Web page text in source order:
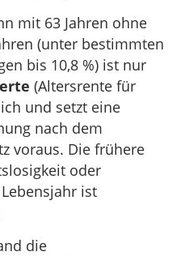
mit 63 Jahren ohne
(unter bestimmten
bis 10,8 %) ist nur
(Altersrente für
und setzt eine
nach dem
voraus. Die frühere
oder
ist
die